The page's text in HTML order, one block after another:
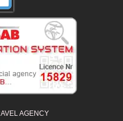
AGENCY